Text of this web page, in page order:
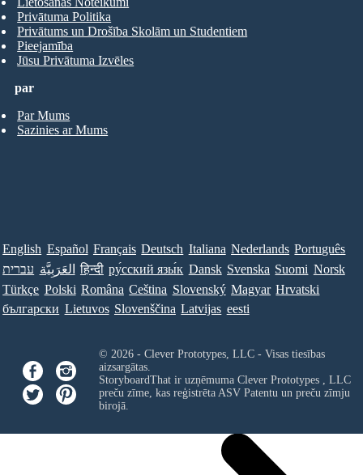
par
Par Mums
Sazinies ar Mums
Privātuma Politika
Privātums un Drošība Skolām un Studentiem
Pieejamība
Jūsu Privātuma Izvēles
English Español Français Deutsch Italiana Nederlands Português
עברית العَرَبِيَّة हिन्दी ру́сский язы́к Dansk Svenska Suomi Norsk
Türkçe Polski Româna Ceština Slovenský Magyar Hrvatski
български Lietuvos Slovenščina Latvijas eesti
© 2026 - Clever Prototypes, LLC - Visas tiesības
aizsargātas.
StoryboardThat ir uzņēmuma Clever Prototypes , LLC
preču zīme, kas reģistrēta ASV Patentu un preču zīmju
birojā.